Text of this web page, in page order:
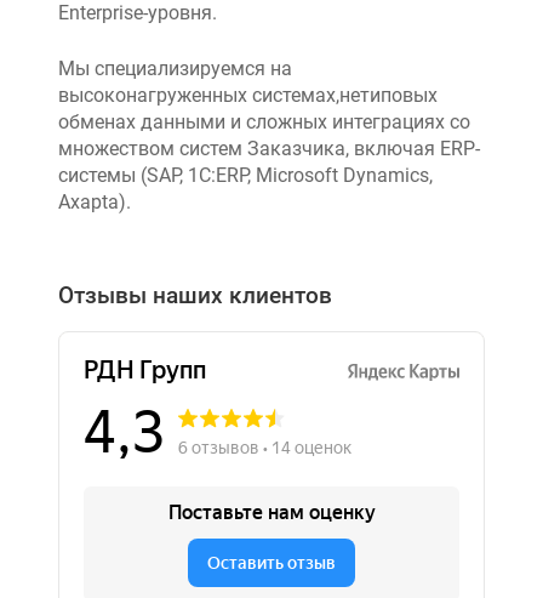
Enterprise-уровня.
Мы специализируемся на
высоконагруженных системах,нетиповых
обменах данными и сложных интеграциях со
множеством систем Заказчика, включая ERP-
системы (SAP, 1C:ERP, Microsoft Dynamics,
Axapta).
Отзывы наших клиентов